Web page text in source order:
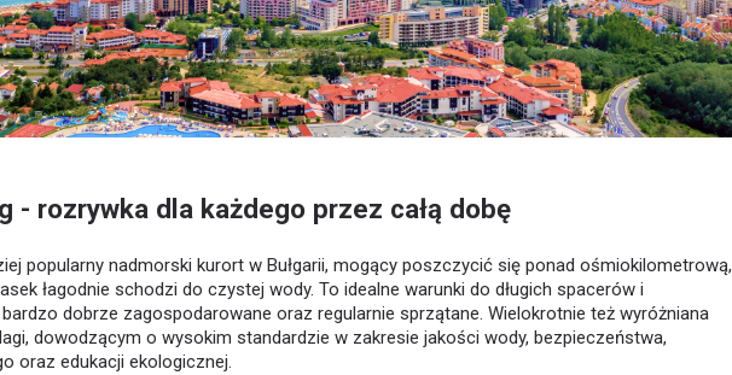
- rozrywka dla każdego przez całą dobę
popularny nadmorski kurort w Bułgarii, mogący poszczycić się ponad ośmiokilometrową,
łagodnie schodzi do czystej wody. To idealne warunki do długich spacerów i
dobrze zagospodarowane oraz regularnie sprzątane. Wielokrotnie też wyróżniana
dowodzącym o wysokim standardzie w zakresie jakości wody, bezpieczeństwa,
oraz edukacji ekologicznej.